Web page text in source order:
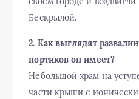
Бескрылой.
2. Как выглядят
портиков он имеет?
Небольшой храм на
части крыши с